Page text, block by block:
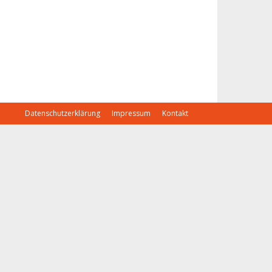
Datenschutzerklärung Impressum Kontakt